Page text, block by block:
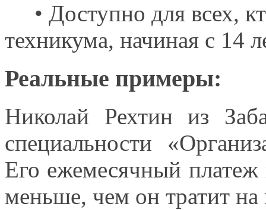
• Доступно для всех,
техникума, начиная с 14
Реальные примеры:
Николай Рехтиниз
специальности
Его ежемесячный платеж
меньше, чем он тратит на